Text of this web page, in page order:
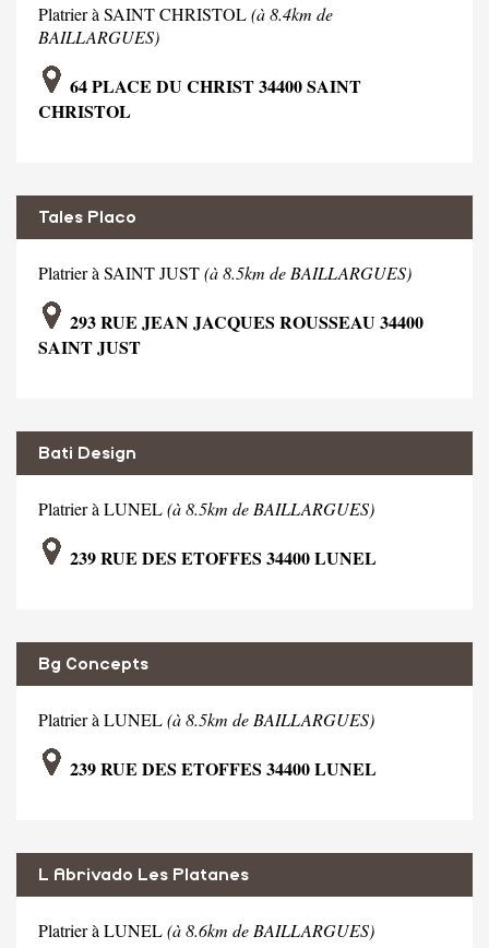
Platrier à SAINT CHRISTOL(à 8.4km de
BAILLARGUES)
64 PLACE DU CHRIST 34400 SAINT
CHRISTOL
Tales Placo
Platrier à SAINT JUST(à 8.5km de BAILLARGUES)
293 RUE JEAN JACQUES ROUSSEAU 34400
SAINT JUST
Bati Design
Platrier à LUNEL(à 8.5km de BAILLARGUES)
239 RUE DES ETOFFES 34400 LUNEL
Bg Concepts
Platrier à LUNEL(à 8.5km de BAILLARGUES)
239 RUE DES ETOFFES 34400 LUNEL
L Abrivado Les Platanes
Platrier à LUNEL(à 8.6km de BAILLARGUES)